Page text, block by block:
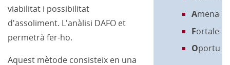
A
F
O
viabilitat i possibilitat
d'assoliment. L'anàlisi DAFO et
permetrà fer-ho.
Aquest mètode consisteix en una